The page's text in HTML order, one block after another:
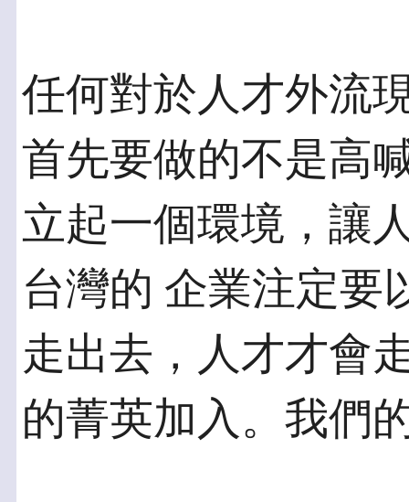
任何對於人才外流
首先要做的不是高
立起一個環境，讓
台灣的 企業注定要
走出去，人才才會
的菁英加入。我們